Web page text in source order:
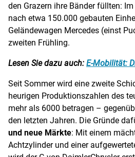
den Grazern ihre Bänder füllten:
nach etwa 150.000 gebauten
Geländewagen Mercedes (einst
zweiten Frühling.
Lesen Sie dazu auch: E-Mobilität:
Seit Sommer wird eine zweite
heurigen Produktionszahlen des
mehr als 6000 betragen –
den letzten Jahren. Die Gründe
und neue Märkte: Mit einem
Achtzylinder und einer